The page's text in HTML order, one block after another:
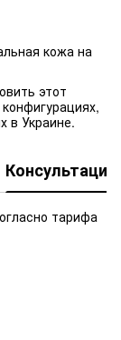
кожа на
этот
в Украине.
Консультация
тарифа